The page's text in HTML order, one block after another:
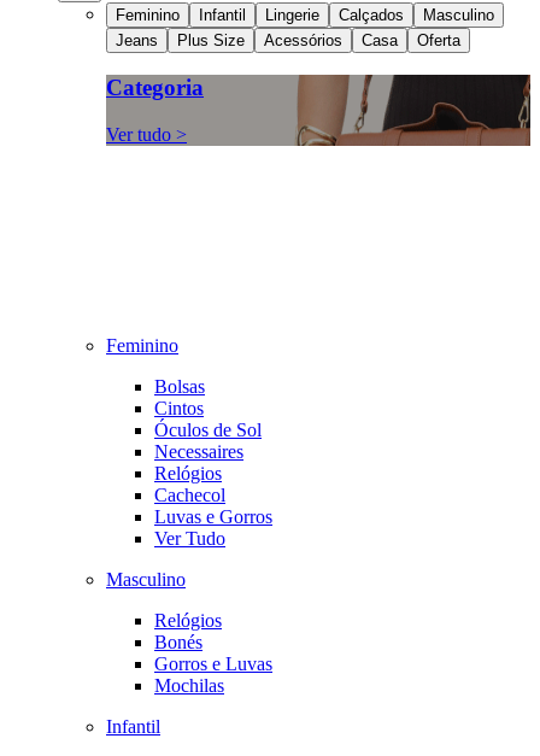
Feminino Infantil Lingerie Calçados
Masculino
Jeans
Plus Size Acessórios Casa Oferta
Categoria
Ver tudo >
Feminino
Bolsas
Cintos
Óculos de Sol
Necessaires
Relógios
Cachecol
Luvas e Gorros
Ver Tudo
Masculino
Relógios
Bonés
Gorros e Luvas
Mochilas
Infantil